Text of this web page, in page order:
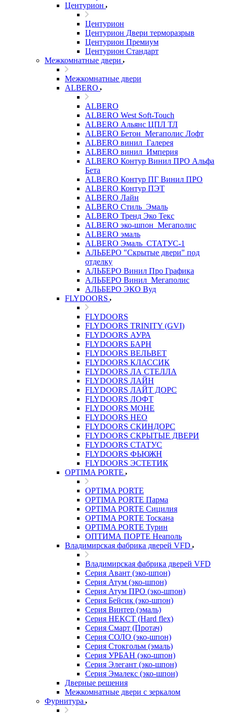
Центурион
Центурион
Центурион Двери терморазрыв
Центурион Премиум
Центурион Стандарт
Межкомнатные двери
Межкомнатные двери
ALBERO
ALBERO
ALBERO West Soft-Touch
ALBERO Альянс ЦПЛ ТЛ
ALBERO Бетон_Мегаполис Лофт
ALBERO винил_Галерея
ALBERO винил_Империя
ALBERO Контур Винил ПРО Альфа
Бета
ALBERO Контур ПГ Винил ПРО
ALBERO Контур ПЭТ
ALBERO Лайн
ALBERO Стиль_Эмаль
ALBERO Тренд Эко Текс
ALBERO эко-шпон_Мегаполис
ALBERO эмаль
ALBERO Эмаль_СТАТУС-1
АЛЬБЕРО "Скрытые двери" под
отделку
АЛЬБЕРО Винил Про Графика
АЛЬБЕРО Винил_Мегаполис
АЛЬБЕРО ЭКО Вуд
FLYDOORS
FLYDOORS
FLYDOORS TRINITY (GVI)
FLYDOORS АУРА
FLYDOORS БАРН
FLYDOORS ВЕЛЬВЕТ
FLYDOORS КЛАССИК
FLYDOORS ЛА СТЕЛЛА
FLYDOORS ЛАЙН
FLYDOORS ЛАЙТ ДОРС
FLYDOORS ЛОФТ
FLYDOORS МОНЕ
FLYDOORS НЕО
FLYDOORS СКИНДОРС
FLYDOORS СКРЫТЫЕ ДВЕРИ
FLYDOORS СТАТУС
FLYDOORS ФЬЮЖН
FLYDOORS ЭСТЕТИК
OPTIMA PORTE
OPTIMA PORTE
OPTIMA PORTE Парма
OPTIMA PORTE Сицилия
OPTIMA PORTE Тоскана
OPTIMA PORTE Турин
ОПТИМА ПОРТЕ Неаполь
Владимирская фабрика дверей VFD
Владимирская фабрика дверей VFD
Серия Авант (эко-шпон)
Серия Атум (эко-шпон)
Серия Атум ПРО (эко-шпон)
Серия Бейсик (эко-шпон)
Серия Винтер (эмаль)
Серия НЕКСТ (Hard flex)
Серия Смарт (Протач)
Серия СОЛО (эко-шпон)
Серия Стокгольм (эмаль)
Серия УРБАН (эко-шпон)
Серия Элегант (эко-шпон)
Серия Эмалекс (эко-шпон)
Дверные решения
Межкомнатные двери c зеркалом
Фурнитура